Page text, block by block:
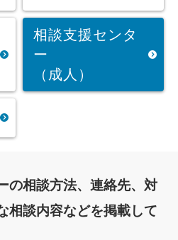
相談支援センタ
ー
（成人）
の相談方法、連絡先、対
相談内容などを掲載して